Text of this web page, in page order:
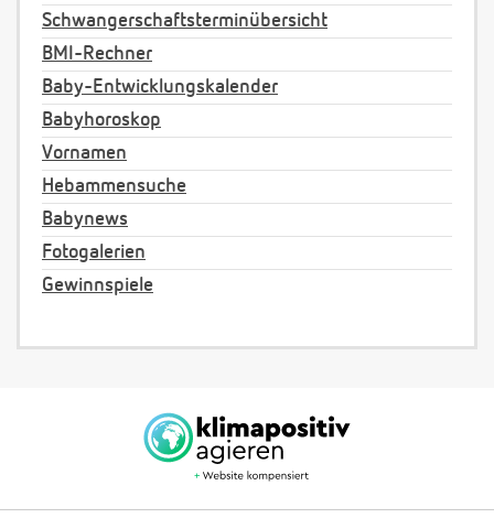
Schwangerschaftsterminübersicht
BMI-Rechner
Baby-Entwicklungskalender
Babyhoroskop
Vornamen
Hebammensuche
Babynews
Fotogalerien
Gewinnspiele